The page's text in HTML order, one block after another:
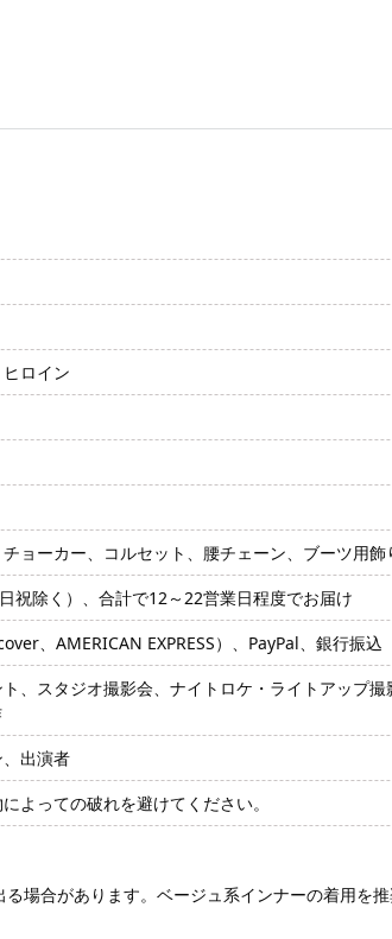
ロイン
ョーカー、コルセット、腰チェーン、ブーツ用
祝除く）、合計で12～22営業日程度でお届け
、AMERICAN EXPRESS）、PayPal、銀行振込
、スタジオ撮影会、ナイトロケ・ライトアップ
出演者
よっての破れを避けてください。
場合があります。ベージュ系インナーの着用を推